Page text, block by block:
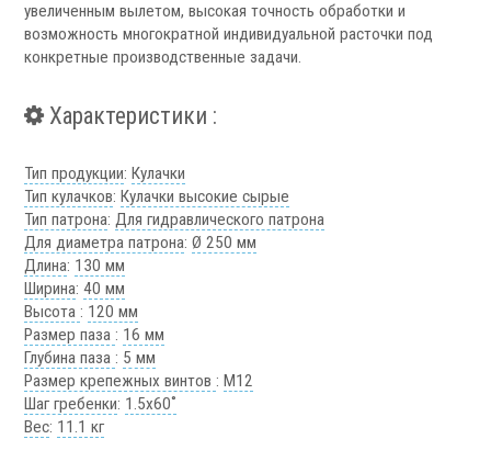
Ротационные соединения для СОЖ
Ротационные соединения для воздуха
Ротационные соединения для гидравлики
Сервис станков
Сервисное обслуживание станков
Диагностика неисправностей станков
Ремонт винторезных станков
Выполненные проекты
Логистика
увеличенным вылетом, высокая точность обработки и
возможность многократной индивидуальной расточки под
конкретные производственные задачи.
Характеристики :
Тип продукции:Кулачки
Тип кулачков:Кулачки высокие сырые
Тип патрона:Для гидравлического патрона
Для диаметра патрона:Ø 250 мм
Длина: 130 мм
Ширина:40 мм
Высота : 120 мм
Размер паза : 16 мм
Глубина паза : 5 мм
Размер крепежных винтов :М12
Шаг гребенки: 1.5х60˚
Вес: 11.1 кг